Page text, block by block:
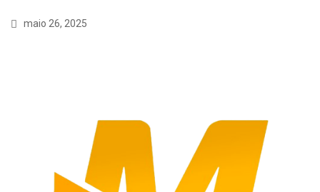
maio 26, 2025